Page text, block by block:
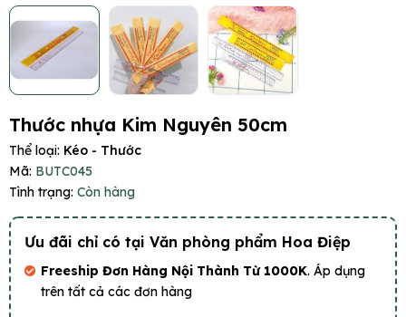
Thước nhựa Kim Nguyên 50cm
Thể loại: Kéo - Thước
Mã: BUTC045
Tình trạng: Còn hàng
Ưu đãi chỉ có tại Văn phòng phẩm Hoa Điệp
Freeship Đơn Hàng Nội Thành Từ 1000K. Áp dụng
trên tất cả các đơn hàng